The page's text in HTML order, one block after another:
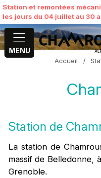
Station et remontées
les jours du 04 juillet au 30
MENU
Accueil /
Station de
La station de
massif de Belledonne,
Grenoble.